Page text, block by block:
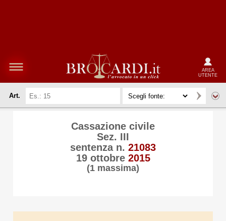
AREA
UTENTE
Art.
Cassazione civile
Sez. III
sentenza n. 21083
19 ottobre 2015
(1 massima)